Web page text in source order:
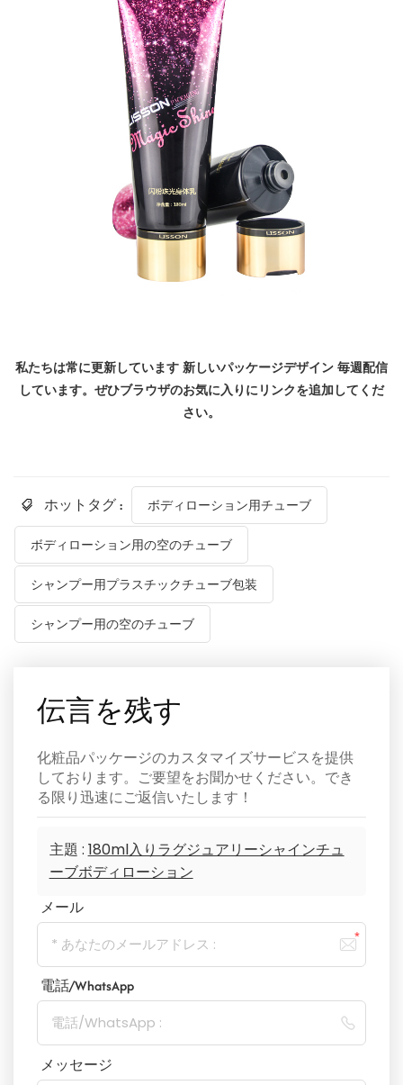
私たちは常に更新しています 新しいパッケージデザイン 毎週配信
しています。ぜひブラウザのお気に入りにリンクを追加してくだ
さい。
ホットタグ : ボディローション用チューブ
ボディローション用の空のチューブ
シャンプー用プラスチックチューブ包装
シャンプー用の空のチューブ
伝言を残す
化粧品パッケージのカスタマイズサービスを提供
しております。ご要望をお聞かせください。でき
る限り迅速にご返信いたします！
主題 : 180ml入りラグジュアリーシャインチュ
ーブボディローション
メール
電話/WhatsApp
メッセージ